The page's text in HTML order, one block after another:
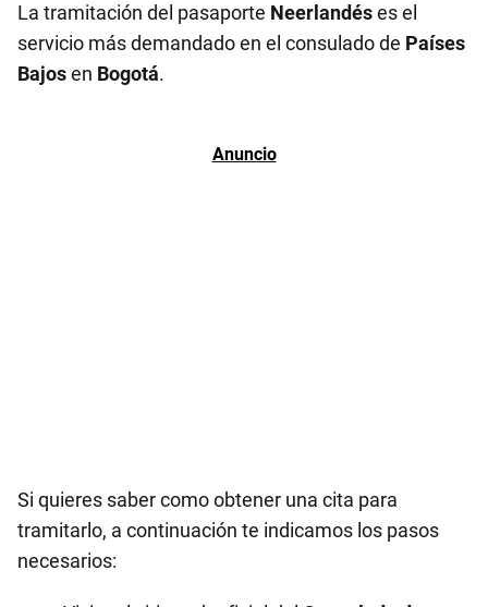
La tramitación del pasaporte Neerlandéses el
servicio más demandado en el consulado de Países
Bajosen Bogotá.
Si quieres saber como obtener una cita para
tramitarlo, a continuación te indicamos los pasos
necesarios: